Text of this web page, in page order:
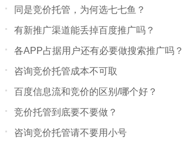
同是竞价托管，为何选七七鱼？
有新推广渠道能丢掉百度推广吗？
各APP占据用户还有必要做搜索推广吗？
咨询竞价托管成本不可取
百度信息流和竞价的区别/哪个好？
竞价托管到底要不要做？
咨询竞价托管请不要用小号